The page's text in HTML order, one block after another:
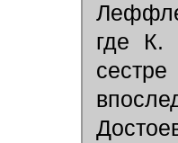
где К.